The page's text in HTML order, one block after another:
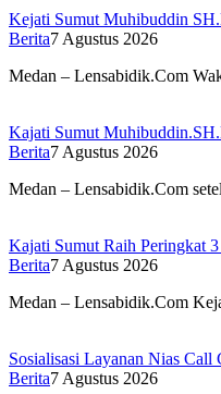
Kejati Sumut Muhibuddin
Berita7 Agustus 2026
Medan – Lensabidik.Com
Kajati Sumut
Berita7 Agustus 2026
Medan – Lensabidik.Com
Kajati Sumut Raih Peringkat
Berita7 Agustus 2026
Medan – Lensabidik.Com
Sosialisasi Layanan Nias
Berita7 Agustus 2026